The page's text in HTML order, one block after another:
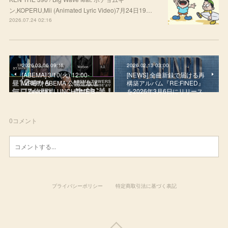
ン,KOPERU,Mii (Animated Lyric Video)7月24日19…
2026.07.24 02:16
2026.03.06 09:16
[ABEMA] 3/10(火) 12:00-
WREP | ABEMA 公開生放送
『Zeebra's LUNCHTIME B…
2026.02.13 03:00
[NEWS] 全曲新録で届ける再
構築アルバム『RE:FINED』
を2026年3月6日にリリース
0コメント
プライバシーポリシー 特定商取引法に基づく表記